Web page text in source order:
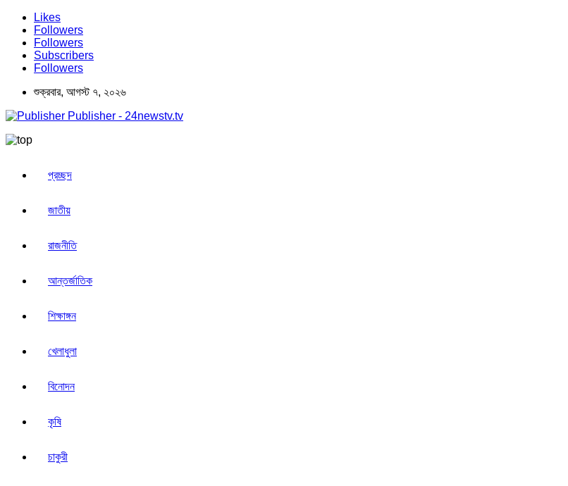
Likes
Followers
Followers
Subscribers
Followers
শুক্রবার, আগস্ট ৭, ২০২৬
Publisher - 24newstv.tv
প্রচ্ছদ
জাতীয়
রাজনীতি
আন্তর্জাতিক
শিক্ষাঙ্গন
খেলাধুলা
বিনোদন
কৃষি
চাকুরী